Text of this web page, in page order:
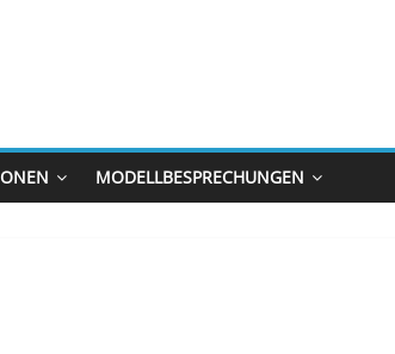
MODELLBESPRECHUNGEN